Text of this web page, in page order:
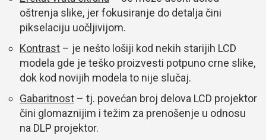
oštrenja slike, jer fokusiranje do detalja čini
pikselaciju uočljivijom.
Kontrast – je nešto lošiji kod nekih starijih LCD
modela gde je teško proizvesti potpuno crne slike,
dok kod novijih modela to nije slučaj.
Gabaritnost – tj. povećan broj delova LCD projektor
čini glomaznijim i težim za prenošenje u odnosu
na DLP projektor.